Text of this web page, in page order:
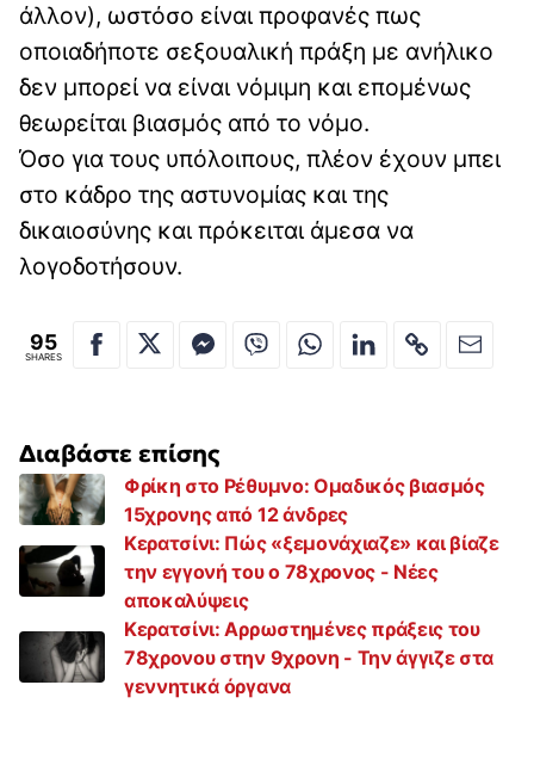
άλλον), ωστόσο είναι προφανές πως
οποιαδήποτε σεξουαλική πράξη με ανήλικο
δεν μπορεί να είναι νόμιμη και επομένως
θεωρείται βιασμός από το νόμο.
Όσο για τους υπόλοιπους, πλέον έχουν μπει
στο κάδρο της αστυνομίας και της
δικαιοσύνης και πρόκειται άμεσα να
λογοδοτήσουν.
95
SHARES
Διαβάστε επίσης
Φρίκη στο Ρέθυμνο: Ομαδικός βιασμός
15χρονης από 12 άνδρες
Κερατσίνι: Πώς «ξεμονάχιαζε» και βίαζε
την εγγονή του ο 78χρονος - Νέες
αποκαλύψεις
Κερατσίνι: Αρρωστημένες πράξεις του
78χρονου στην 9χρονη - Την άγγιζε στα
γεννητικά όργανα